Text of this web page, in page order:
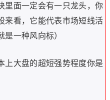
里面一定会有一只龙头，你
来看，它能代表市场短线活
一种风向标）
上大盘的超短强势程度你是